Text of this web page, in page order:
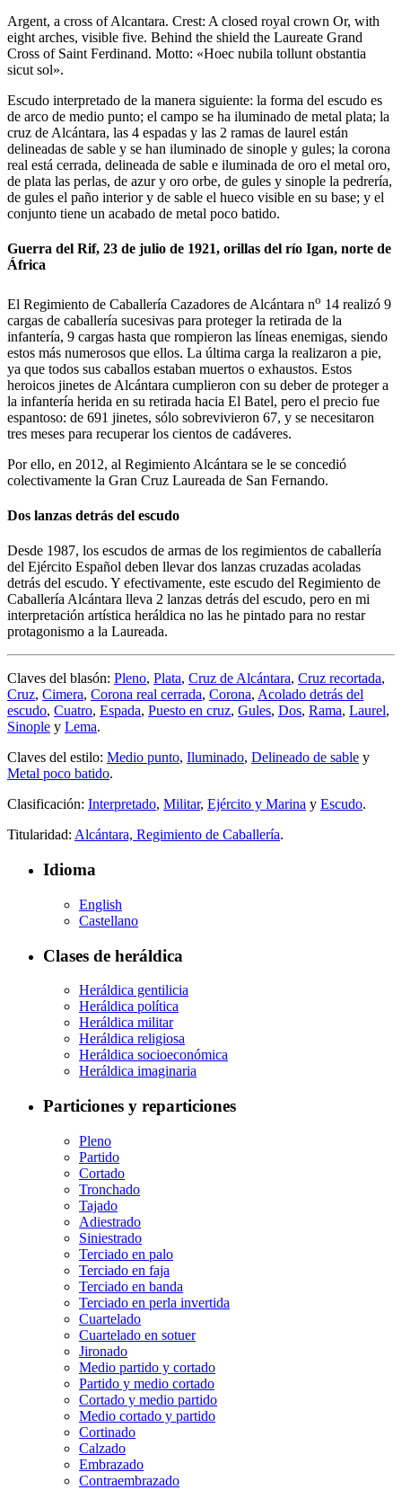
Argent, a cross of Alcantara. Crest: A closed royal crown Or, with
eight arches, visible five. Behind the shield the Laureate Grand
Cross of Saint Ferdinand. Motto: «Hoec nubila tollunt obstantia
sicut sol».
Escudo interpretado de la manera siguiente: la forma del escudo es
de arco de medio punto; el campo se ha iluminado de metal plata; la
cruz de Alcántara, las 4 espadas y las 2 ramas de laurel están
delineadas de sable y se han iluminado de sinople y gules; la corona
real está cerrada, delineada de sable e iluminada de oro el metal oro,
de plata las perlas, de azur y oro orbe, de gules y sinople la pedrería,
de gules el paño interior y de sable el hueco visible en su base; y el
conjunto tiene un acabado de metal poco batido.
Guerra del Rif, 23 de julio de 1921, orillas del río Igan, norte de
África
El Regimiento de Caballería Cazadores de Alcántara no 14 realizó 9
cargas de caballería sucesivas para proteger la retirada de la
infantería, 9 cargas hasta que rompieron las líneas enemigas, siendo
estos más numerosos que ellos. La última carga la realizaron a pie,
ya que todos sus caballos estaban muertos o exhaustos. Estos
heroicos jinetes de Alcántara cumplieron con su deber de proteger a
la infantería herida en su retirada hacia El Batel, pero el precio fue
espantoso: de 691 jinetes, sólo sobrevivieron 67, y se necesitaron
tres meses para recuperar los cientos de cadáveres.
Por ello, en 2012, al Regimiento Alcántara se le se concedió
colectivamente la Gran Cruz Laureada de San Fernando.
Dos lanzas detrás del escudo
Desde 1987, los escudos de armas de los regimientos de caballería
del Ejército Español deben llevar dos lanzas cruzadas acoladas
detrás del escudo. Y efectivamente, este escudo del Regimiento de
Caballería Alcántara lleva 2 lanzas detrás del escudo, pero en mi
interpretación artística heráldica no las he pintado para no restar
protagonismo a la Laureada.
Claves del blasón: Pleno, Plata, Cruz de Alcántara, Cruz recortada,
Cruz, Cimera, Corona real cerrada, Corona, Acolado detrás del
escudo, Cuatro, Espada, Puesto en cruz, Gules, Dos, Rama, Laurel,
Sinople y Lema.
Claves del estilo: Medio punto, Iluminado, Delineado de sable y
Metal poco batido.
Clasificación: Interpretado, Militar, Ejército y Marina y Escudo.
Titularidad: Alcántara, Regimiento de Caballería.
Idioma
English
Castellano
Clases de heráldica
Heráldica gentilicia
Heráldica política
Heráldica militar
Heráldica religiosa
Heráldica socioeconómica
Heráldica imaginaria
Particiones y reparticiones
Pleno
Partido
Cortado
Tronchado
Tajado
Adiestrado
Siniestrado
Terciado en palo
Terciado en faja
Terciado en banda
Terciado en perla invertida
Cuartelado
Cuartelado en sotuer
Jironado
Medio partido y cortado
Partido y medio cortado
Cortado y medio partido
Medio cortado y partido
Cortinado
Calzado
Embrazado
Contraembrazado